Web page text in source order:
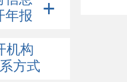
年报
机构
方式